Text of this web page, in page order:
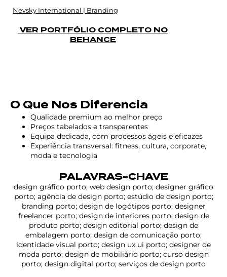
Nevsky International | Branding
VER PORTFÓLIO COMPLETO NO
BEHANCE
O Que Nos Diferencia
Qualidade premium ao melhor preço
Preços tabelados e transparentes
Equipa dedicada, com processos ágeis e eficazes
Experiência transversal: fitness, cultura, corporate,
moda e tecnologia
PALAVRAS-CHAVE
design gráfico porto; web design porto; designer gráfico
porto; agência de design porto; estúdio de design porto;
branding porto; design de logótipos porto; designer
freelancer porto; design de interiores porto; design de
produto porto; design editorial porto; design de
embalagem porto; design de comunicação porto;
identidade visual porto; design ux ui porto; designer de
moda porto; design de mobiliário porto; curso design
porto; design digital porto; serviços de design porto